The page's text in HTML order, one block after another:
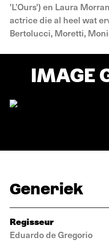
'L’Ours') en Laura
actrice die al heel wat
Bertolucci, Moretti,
IMAGE
Generiek
Regisseur
Eduardo de Gregorio